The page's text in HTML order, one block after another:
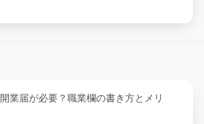
業届が必要？職業欄の書き方とメリ